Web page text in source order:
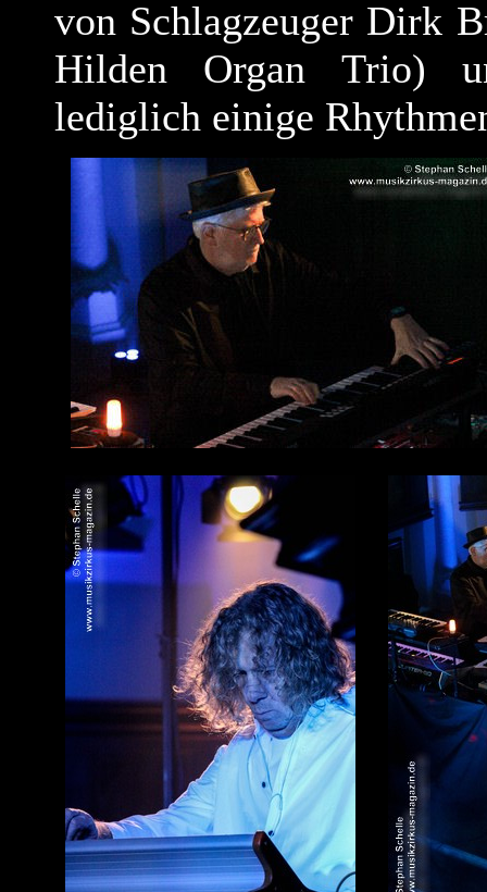
von Schlagzeuger Dirk
Hilden Organ Trio)
lediglich einige